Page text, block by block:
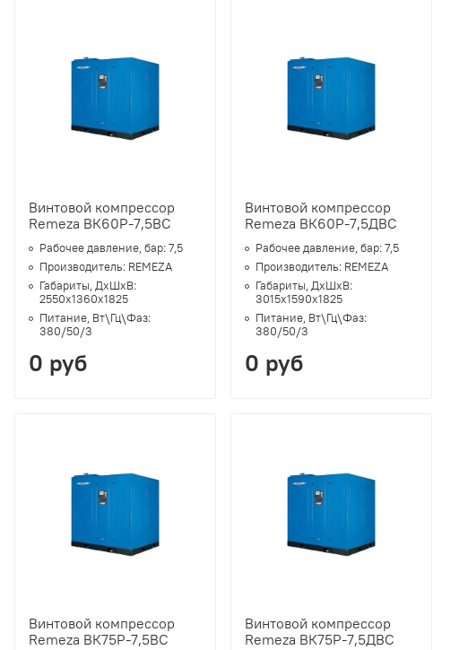
Винтовой компрессор
Remeza ВК60Р-7,5ВС
Рабочее давление, бар:7,5
Производитель: REMEZA
Габариты, ДхШхВ:
2550х1360х1825
Питание, Вт\Гц\Фаз:
380/50/3
0 руб
Винтовой компрессор
Remeza ВК60Р-7,5ДВС
Рабочее давление, бар:7,5
Производитель: REMEZA
Габариты, ДхШхВ:
3015х1590х1825
Питание, Вт\Гц\Фаз:
380/50/3
0 руб
Винтовой компрессор
Remeza ВК75Р-7,5ВС
Винтовой компрессор
Remeza ВК75Р-7,5ДВС